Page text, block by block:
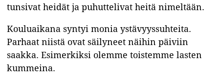
tunsivat heidät ja puhuttelivat heitä nimeltään.
Kouluaikana syntyi monia ystävyyssuhteita.
Parhaat niistä ovat säilyneet näihin päiviin
saakka. Esimerkiksi olemme toistemme lasten
kummeina.